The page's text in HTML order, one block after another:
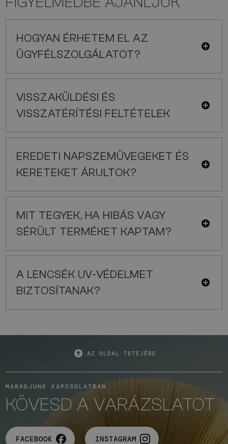
HOGYAN ÉRHETEM EL AZ
ÜGYFÉLSZOLGÁLATOT?
VISSZAKÜLDÉSI ÉS
VISSZATÉRÍTÉSI FELTÉTELEK
EREDETI NAPSZEMÜVEGEKET ÉS
KERETEKET ÁRULTOK?
MIT TEGYEK, HA HIBÁS VAGY
SÉRÜLT TERMÉKET KAPTAM?
A LENCSÉK UV-VÉDELMET
BIZTOSÍTANAK?
AZ OLDAL TETEJÉRE
MARADJUNK KAPCSOLATBAN
KÖVESD A VARÁZSLATOT
FACEBOOK INSTAGRAM